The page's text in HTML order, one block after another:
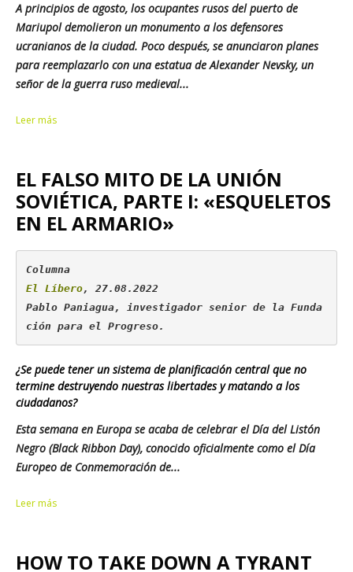
A principios de agosto, los ocupantes rusos del puerto de
Mariupol demolieron un monumento a los defensores
ucranianos de la ciudad. Poco después, se anunciaron planes
para reemplazarlo con una estatua de Alexander Nevsky, un
señor de la guerra ruso medieval...
Leer más
EL FALSO MITO DE LA UNIÓN
SOVIÉTICA, PARTE I: «ESQUELETOS
EN EL ARMARIO»
Columna
El Líbero, 27.08.2022
Pablo Paniagua, investigador senior de la Funda
ción para el Progreso.
¿Se puede tener un sistema de planificación central que no
termine destruyendo nuestras libertades y matando a los
ciudadanos?
Esta semana en Europa se acaba de celebrar el Día del Listón
Negro (Black Ribbon Day), conocido oficialmente como el Día
Europeo de Conmemoración de...
Leer más
HOW TO TAKE DOWN A TYRANT